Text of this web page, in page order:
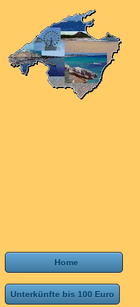
Home
Unterkünfte bis 100 Euro